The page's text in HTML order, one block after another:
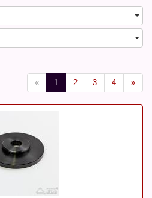
« 1 2 3 4 »